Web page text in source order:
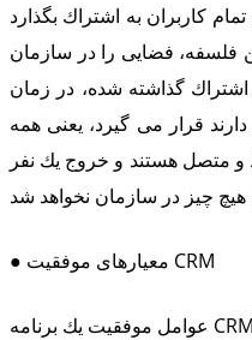
كاربران به اشتراك بگذارد
فلسفه، فضایی را در سازمان
گذاشته شده، در زمان
دارند قرار می گیرد، یعنی همه
و متصل هستند و خروج یك نفر
● معیارهای موفقیت CRM
عوامل موفقیت یك برنامه CRM در هر سازمان و بازاری، به واسطه